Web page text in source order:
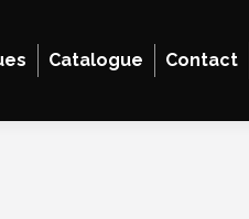
Catalogue Contact